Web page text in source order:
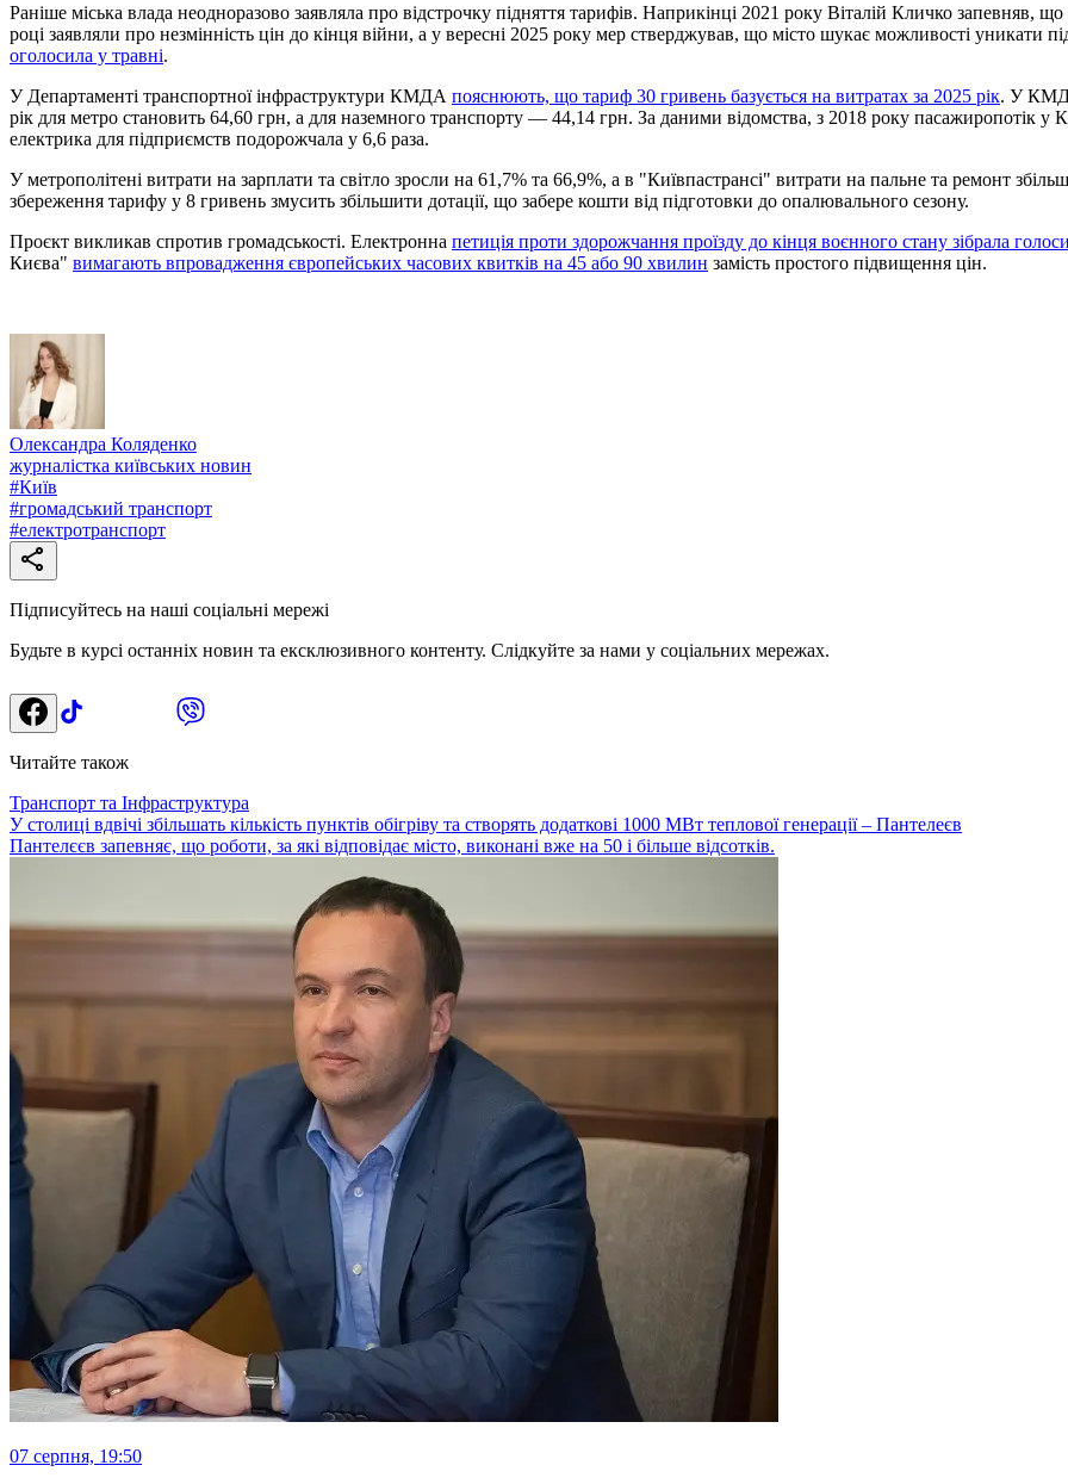
Раніше міська влада неодноразово заявляла про відстрочку підняття тарифів. Наприкінці 2021 року Віталій Кличко запевняв,
році заявляли про незмінність цін до кінця війни, а у вересні 2025 року мер стверджував, що місто шукає можливості уникати
оголосила у травні.
У Департаменті транспортної інфраструктури КМДА пояснюють, що тариф 30 гривень базується на витратах за 2025 рік. У
рік для метро становить 64,60 грн, а для наземного транспорту — 44,14 грн. За даними відомства, з 2018 року пасажиропотік у
електрика для підприємств подорожчала у 6,6 раза.
У метрополітені витрати на зарплати та світло зросли на 61,7% та 66,9%, а в "Київпастрансі" витрати на пальне та ремонт
збереження тарифу у 8 гривень змусить збільшити дотації, що забере кошти від підготовки до опалювального сезону.
Проєкт викликав спротив громадськості. Електронна петиція проти здорожчання проїзду до кінця воєнного стану зібрала
Києва" вимагають впровадження європейських часових квитків на 45 або 90 хвилин замість простого підвищення цін.
Олександра Коляденко
журналістка київських новин
#Київ
#громадський транспорт
#електротранспорт
Підписуйтесь на наші соціальні мережі
Будьте в курсі останніх новин та ексклюзивного контенту. Слідкуйте за нами у соціальних мережах.
Читайте також
Транспорт та Інфраструктура
У столиці вдвічі збільшать кількість пунктів обігріву та створять додаткові 1000 МВт теплової генерації – Пантелеєв
Пантелєєв запевняє, що роботи, за які відповідає місто, виконані вже на 50 і більше відсотків.
07 серпня, 19:50